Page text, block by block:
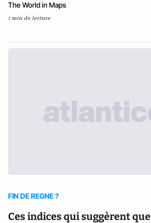
The World in Maps
1 min de lecture
FIN DE REGNE ?
Ces indices qui suggèrent que